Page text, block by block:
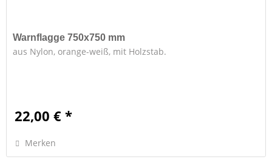
Warnflagge 750x750 mm
aus Nylon, orange-weiß, mit Holzstab.
22,00 € *
Merken